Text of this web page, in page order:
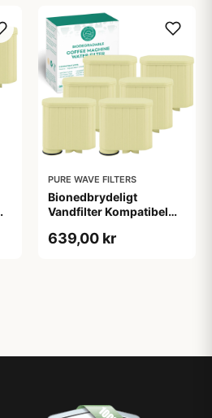
PURE WAVE FILTERS
Bionedbrydeligt
Vandfilter Kompatibel
AquaClean - Pure Wave
639,00 kr